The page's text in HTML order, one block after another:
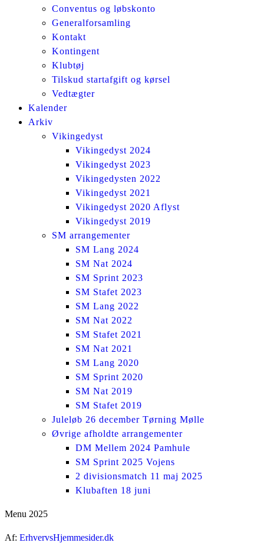
Conventus og løbskonto
Generalforsamling
Kontakt
Kontingent
Klubtøj
Tilskud startafgift og kørsel
Vedtægter
Kalender
Arkiv
Vikingedyst
Vikingedyst 2024
Vikingedyst 2023
Vikingedysten 2022
Vikingedyst 2021
Vikingedyst 2020 Aflyst
Vikingedyst 2019
SM arrangementer
SM Lang 2024
SM Nat 2024
SM Sprint 2023
SM Stafet 2023
SM Lang 2022
SM Nat 2022
SM Stafet 2021
SM Nat 2021
SM Lang 2020
SM Sprint 2020
SM Nat 2019
SM Stafet 2019
Juleløb 26 december Tørning Mølle
Øvrige afholdte arrangementer
DM Mellem 2024 Pamhule
SM Sprint 2025 Vojens
2 divisionsmatch 11 maj 2025
Klubaften 18 juni
Menu 2025
Af: ErhvervsHjemmesider.dk